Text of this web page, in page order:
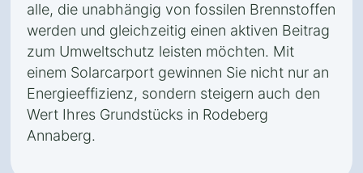
alle, die unabhängig von fossilen Brennstoffen
werden und gleichzeitig einen aktiven Beitrag
zum Umweltschutz leisten möchten. Mit
einem Solarcarport gewinnen Sie nicht nur an
Energieeffizienz, sondern steigern auch den
Wert Ihres Grundstücks in Rodeberg
Annaberg.